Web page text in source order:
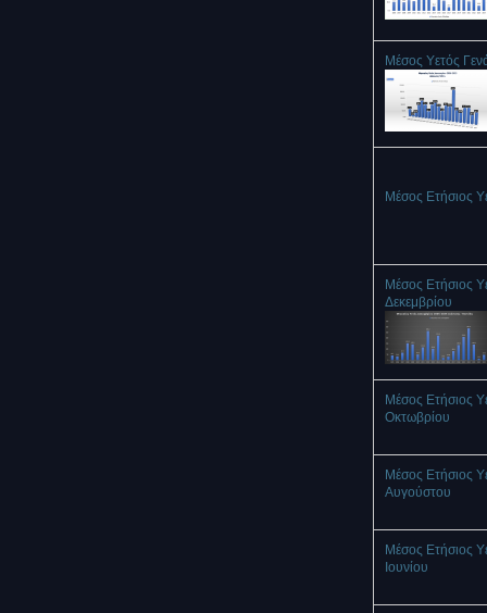
Μέσος Υετός
Μέσος Ετήσιος
Μέσος Ετήσιος
Δεκεμβρίου
Μέσος Ετήσιος
Οκτωβρίου
Μέσος Ετήσιος
Αυγούστου
Μέσος Ετήσιος
Ιουνίου